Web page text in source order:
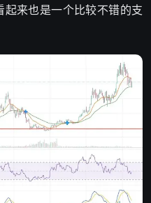
来也是一个比较不错的支